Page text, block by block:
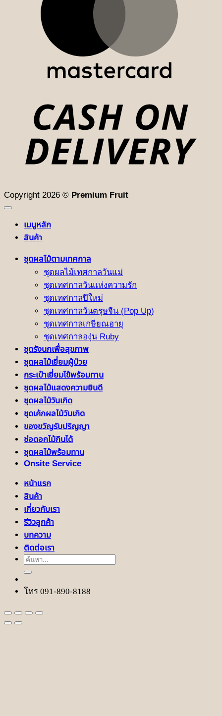
Copyright 2026 © Premium Fruit
เมนูหลัก
สินค้า
ชุดผลไม้ตามเทศกาล
ชุดผลไม้เทศกาลวันแม่
ชุดเทศกาลวันแห่งความรัก
ชุดเทศกาลปีใหม่
ชุดเทศกาลวันตรุษจีน (Pop Up)
ชุดเทศกาลเกษียณอายุ
ชุดเทศกาลองุ่น Ruby
ชุดรังนกเพื่อสุขภาพ
ชุดผลไม้เยี่ยมผู้ป่วย
กระเป๋าเยี่ยมไข้พร้อมทาน
ชุดผลไม้แสดงความยินดี
ชุดผลไม้วันเกิด
ชุดเค้กผลไม้วันเกิด
ของขวัญรับปริญญา
ช่อดอกไม้กินได้
ชุดผลไม้พร้อมทาน
Onsite Service
หน้าแรก
สินค้า
เกี่ยวกับเรา
รีวิวลูกค้า
บทความ
ติดต่อเรา
ค้นหา:
โทร 091-890-8188